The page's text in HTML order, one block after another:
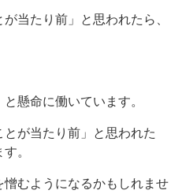
当たり前」と思われたら、
懸命に働いています。
が当たり前」と思われた
。
むようになるかもしれませ